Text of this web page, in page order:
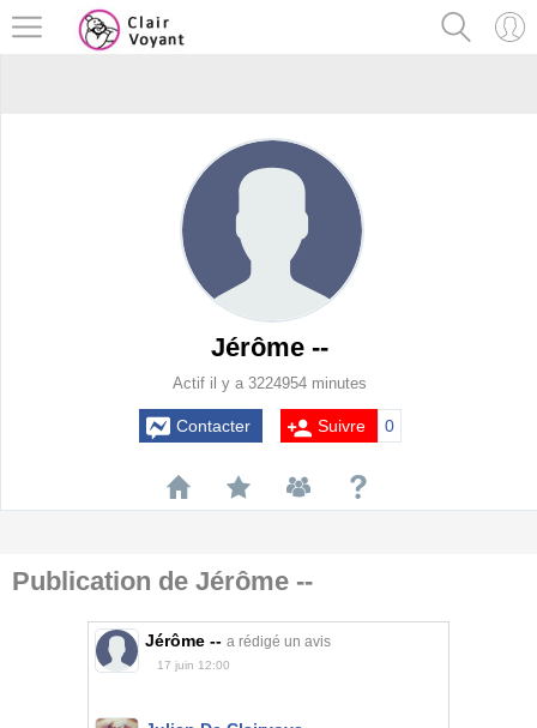
Jérôme --
Actif il y a 3224954 minutes
Contacter Suivre 0
Publication de Jérôme --
Jérôme -- a rédigé un avis
17 juin 12:00